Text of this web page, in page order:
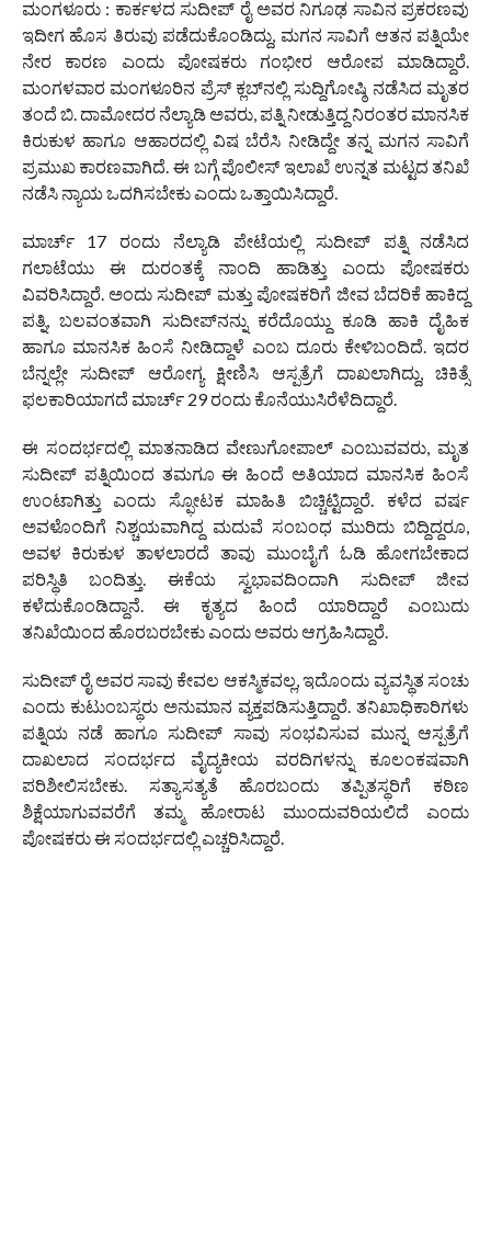
ಮಂಗಳೂರು : ಕಾರ್ಕಳದ ಸುದೀಪ್ ರೈ ಅವರ ನಿಗೂಢ ಸಾವಿನ ಪ್ರಕರಣವು
ಇದೀಗ ಹೊಸ ತಿರುವು ಪಡೆದುಕೊಂಡಿದ್ದು, ಮಗನ ಸಾವಿಗೆ ಆತನ ಪತ್ನಿಯೇ
ನೇರ ಕಾರಣ ಎಂದು ಪೋಷಕರು ಗಂಭೀರ ಆರೋಪ ಮಾಡಿದ್ದಾರೆ.
ಮಂಗಳವಾರ ಮಂಗಳೂರಿನ ಪ್ರೆಸ್ ಕ್ಲಬ್‌ನಲ್ಲಿ ಸುದ್ದಿಗೋಷ್ಠಿ ನಡೆಸಿದ ಮೃತರ
ತಂದೆ ಬಿ. ದಾಮೋದರ ನೆಲ್ಯಾಡಿ ಅವರು, ಪತ್ನಿ ನೀಡುತ್ತಿದ್ದ ನಿರಂತರ ಮಾನಸಿಕ
ಕಿರುಕುಳ ಹಾಗೂ ಆಹಾರದಲ್ಲಿ ವಿಷ ಬೆರೆಸಿ ನೀಡಿದ್ದೇ ತನ್ನ ಮಗನ ಸಾವಿಗೆ
ಪ್ರಮುಖ ಕಾರಣವಾಗಿದೆ. ಈ ಬಗ್ಗೆ ಪೊಲೀಸ್ ಇಲಾಖೆ ಉನ್ನತ ಮಟ್ಟದ ತನಿಖೆ
ನಡೆಸಿ ನ್ಯಾಯ ಒದಗಿಸಬೇಕು ಎಂದು ಒತ್ತಾಯಿಸಿದ್ದಾರೆ.
ಮಾರ್ಚ್ 17 ರಂದು ನೆಲ್ಯಾಡಿ ಪೇಟೆಯಲ್ಲಿ ಸುದೀಪ್ ಪತ್ನಿ ನಡೆಸಿದ
ಗಲಾಟೆಯು ಈ ದುರಂತಕ್ಕೆ ನಾಂದಿ ಹಾಡಿತ್ತು ಎಂದು ಪೋಷಕರು
ವಿವರಿಸಿದ್ದಾರೆ. ಅಂದು ಸುದೀಪ್ ಮತ್ತು ಪೋಷಕರಿಗೆ ಜೀವ ಬೆದರಿಕೆ ಹಾಕಿದ್ದ
ಪತ್ನಿ, ಬಲವಂತವಾಗಿ ಸುದೀಪ್‌ನನ್ನು ಕರೆದೊಯ್ದು ಕೂಡಿ ಹಾಕಿ ದೈಹಿಕ
ಹಾಗೂ ಮಾನಸಿಕ ಹಿಂಸೆ ನೀಡಿದ್ದಾಳೆ ಎಂಬ ದೂರು ಕೇಳಿಬಂದಿದೆ. ಇದರ
ಬೆನ್ನಲ್ಲೇ ಸುದೀಪ್ ಆರೋಗ್ಯ ಕ್ಷೀಣಿಸಿ ಆಸ್ಪತ್ರೆಗೆ ದಾಖಲಾಗಿದ್ದು, ಚಿಕಿತ್ಸೆ
ಫಲಕಾರಿಯಾಗದೆ ಮಾರ್ಚ್ 29 ರಂದು ಕೊನೆಯುಸಿರೆಳೆದಿದ್ದಾರೆ.
ಈ ಸಂದರ್ಭದಲ್ಲಿ ಮಾತನಾಡಿದ ವೇಣುಗೋಪಾಲ್ ಎಂಬುವವರು, ಮೃತ
ಸುದೀಪ್ ಪತ್ನಿಯಿಂದ ತಮಗೂ ಈ ಹಿಂದೆ ಅತಿಯಾದ ಮಾನಸಿಕ ಹಿಂಸೆ
ಉಂಟಾಗಿತ್ತು ಎಂದು ಸ್ಫೋಟಕ ಮಾಹಿತಿ ಬಿಚ್ಚಿಟ್ಟಿದ್ದಾರೆ. ಕಳೆದ ವರ್ಷ
ಅವಳೊಂದಿಗೆ ನಿಶ್ಚಯವಾಗಿದ್ದ ಮದುವೆ ಸಂಬಂಧ ಮುರಿದು ಬಿದ್ದಿದ್ದರೂ,
ಅವಳ ಕಿರುಕುಳ ತಾಳಲಾರದೆ ತಾವು ಮುಂಬೈಗೆ ಓಡಿ ಹೋಗಬೇಕಾದ
ಪರಿಸ್ಥಿತಿ ಬಂದಿತ್ತು. ಈಕೆಯ ಸ್ವಭಾವದಿಂದಾಗಿ ಸುದೀಪ್ ಜೀವ
ಕಳೆದುಕೊಂಡಿದ್ದಾನೆ. ಈ ಕೃತ್ಯದ ಹಿಂದೆ ಯಾರಿದ್ದಾರೆ ಎಂಬುದು
ತನಿಖೆಯಿಂದ ಹೊರಬರಬೇಕು ಎಂದು ಅವರು ಆಗ್ರಹಿಸಿದ್ದಾರೆ.
ಸುದೀಪ್ ರೈ ಅವರ ಸಾವು ಕೇವಲ ಆಕಸ್ಮಿಕವಲ್ಲ, ಇದೊಂದು ವ್ಯವಸ್ಥಿತ ಸಂಚು
ಎಂದು ಕುಟುಂಬಸ್ಥರು ಅನುಮಾನ ವ್ಯಕ್ತಪಡಿಸುತ್ತಿದ್ದಾರೆ. ತನಿಖಾಧಿಕಾರಿಗಳು
ಪತ್ನಿಯ ನಡೆ ಹಾಗೂ ಸುದೀಪ್ ಸಾವು ಸಂಭವಿಸುವ ಮುನ್ನ ಆಸ್ಪತ್ರೆಗೆ
ದಾಖಲಾದ ಸಂದರ್ಭದ ವೈದ್ಯಕೀಯ ವರದಿಗಳನ್ನು ಕೂಲಂಕಷವಾಗಿ
ಪರಿಶೀಲಿಸಬೇಕು. ಸತ್ಯಾಸತ್ಯತೆ ಹೊರಬಂದು ತಪ್ಪಿತಸ್ಥರಿಗೆ ಕಠಿಣ
ಶಿಕ್ಷೆಯಾಗುವವರೆಗೆ ತಮ್ಮ ಹೋರಾಟ ಮುಂದುವರಿಯಲಿದೆ ಎಂದು
ಪೋಷಕರು ಈ ಸಂದರ್ಭದಲ್ಲಿ ಎಚ್ಚರಿಸಿದ್ದಾರೆ.